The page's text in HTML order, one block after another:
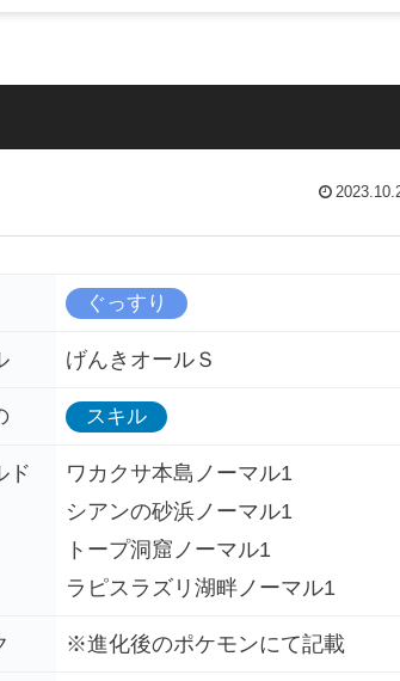
ぐっすり
げんきオールＳ
スキル
ド
ワカクサ本島ノーマル1
シアンの砂浜ノーマル1
トープ洞窟ノーマル1
ラピスラズリ湖畔ノーマル1
※進化後のポケモンにて記載